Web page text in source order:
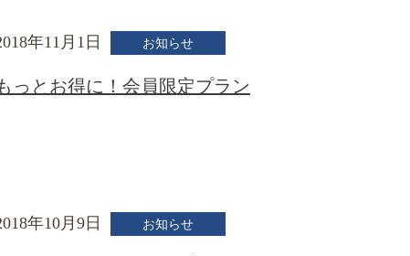
年11月1日 お知らせ
っとお得に！会員限定プラン
年10月9日 お知らせ